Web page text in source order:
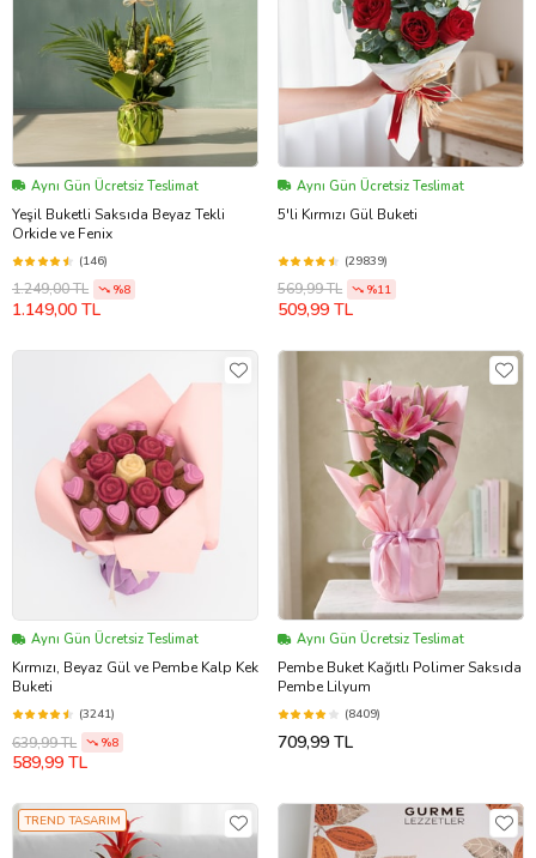
Aynı Gün Ücretsiz Teslimat
Yeşil Buketli Saksıda Beyaz Tekli
Orkide ve Fenix
(146)
1.249,00 TL %8
1.149,00 TL
Aynı Gün Ücretsiz Teslimat
5'li Kırmızı Gül Buketi
(29839)
569,99 TL %11
509,99 TL
Aynı Gün Ücretsiz Teslimat
Kırmızı, Beyaz Gül ve Pembe Kalp Kek
Buketi
(3241)
639,99 TL %8
589,99 TL
Aynı Gün Ücretsiz Teslimat
Pembe Buket Kağıtlı Polimer Saksıda
Pembe Lilyum
(8409)
709,99 TL
TREND TASARIM